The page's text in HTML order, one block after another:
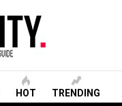
HOT TRENDING